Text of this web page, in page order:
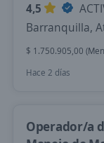
4,5
Barranquilla,
$ 1.750.905,00
Hace 2 días
Operador/a